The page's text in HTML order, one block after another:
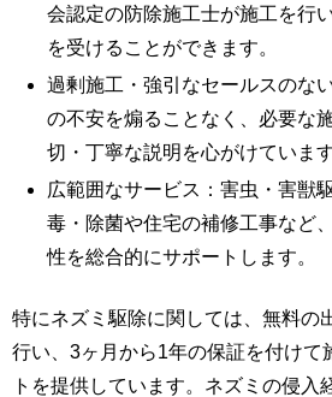
会認定の防除施工士が施工を行
を受けることができます。
過剰施工・強引なセールスのな
の不安を煽ることなく、必要な
切・丁寧な説明を心がけています
広範囲なサービス：害虫・害獣
毒・除菌や住宅の補修工事など
性を総合的にサポートします。
特にネズミ駆除に関しては、無料の
行い、3ヶ月から1年の保証を付けて
トを提供しています。ネズミの侵入